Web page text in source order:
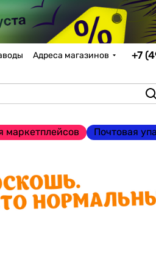
Адреса магазинов +7
маркетплейсов Почтовая